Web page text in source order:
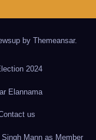
by Themeansar.
2024
Elannama
us
Mann as Member